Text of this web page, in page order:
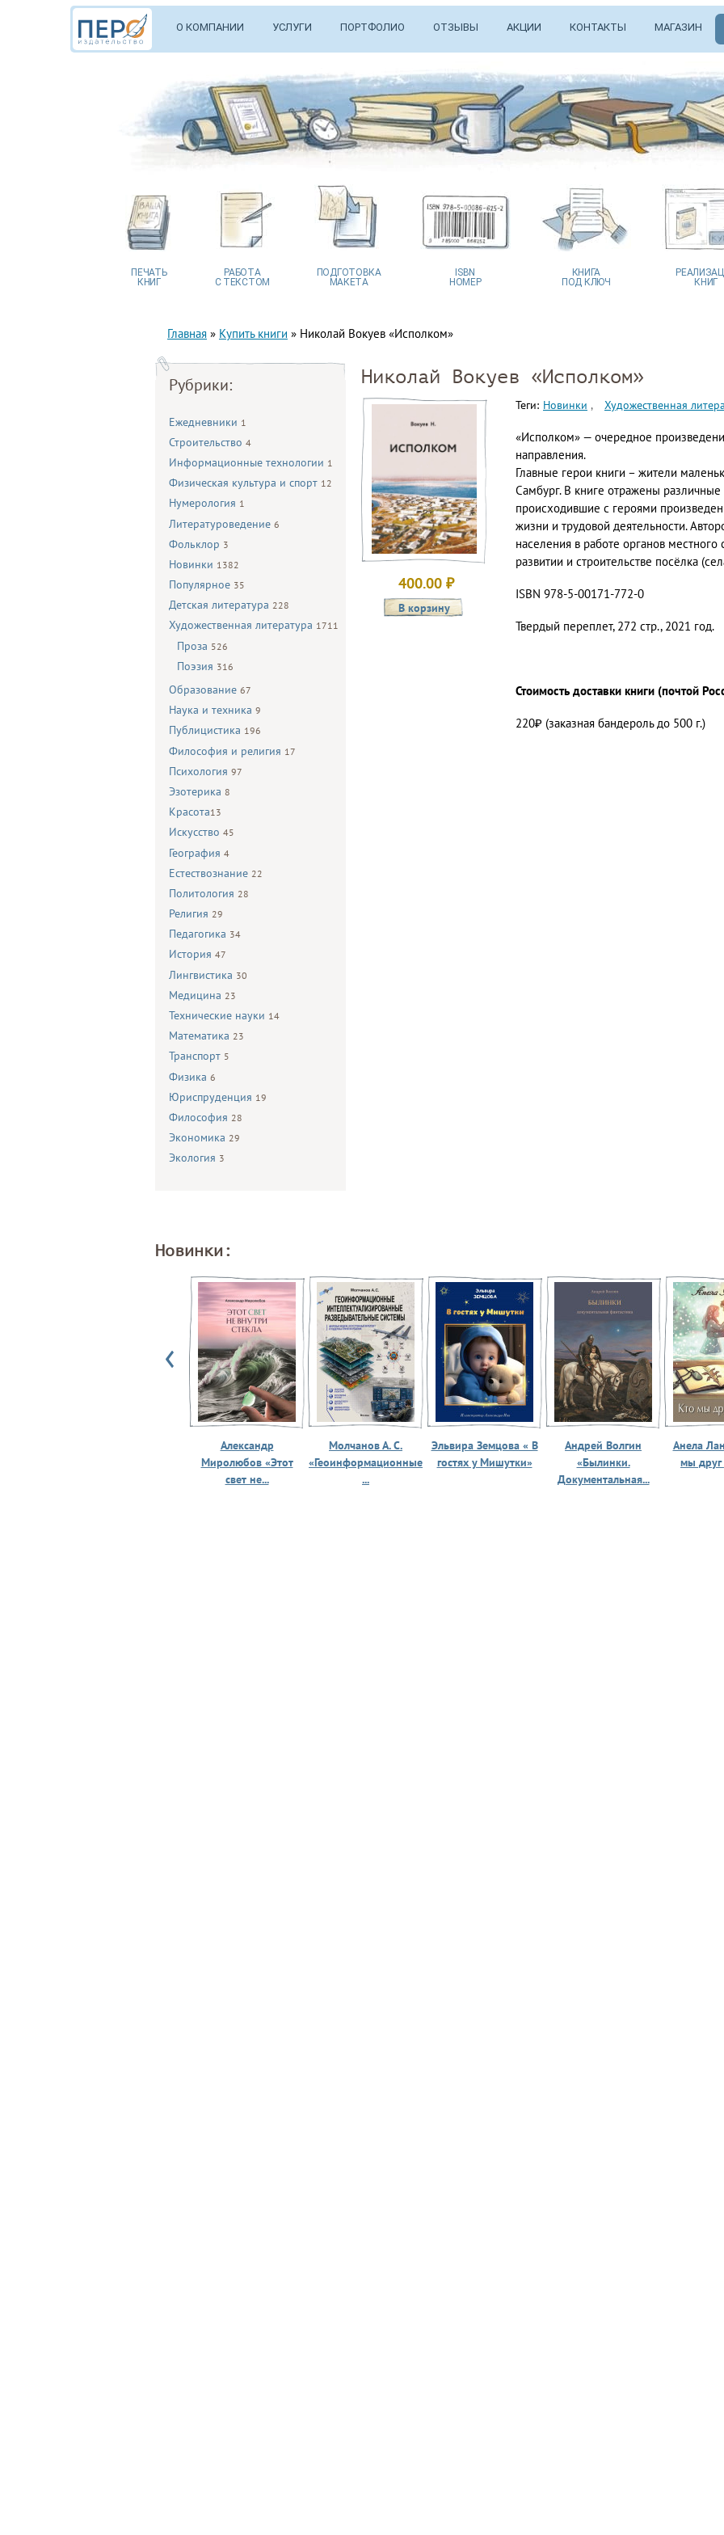
О КОМПАНИИ УСЛУГИ ПОРТФОЛИО ОТЗЫВЫ АКЦИИ КОНТАКТЫ МАГАЗИН
ПЕЧАТЬ
КНИГ
РАБОТА
С ТЕКСТОМ
ПОДГОТОВКА
МАКЕТА
ISBN
НОМЕР
КНИГА
ПОД КЛЮЧ
КНИГ
Главная » Купить книги » Николай Вокуев «Исполком»
Рубрики:
Ежедневники 1
Строительство 4
Информационные технологии 1
Физическая культура и спорт 12
Нумерология 1
Литературоведение 6
Фольклор 3
Новинки 1382
Популярное 35
Детская литература 228
Художественная литература 1711
Проза 526
Поэзия 316
Образование 67
Наука и техника 9
Публицистика 196
Философия и религия 17
Психология 97
Эзотерика 8
Красота13
Искусство 45
География 4
Естествознание 22
Политология 28
Религия 29
Педагогика 34
История 47
Лингвистика 30
Медицина 23
Технические науки 14
Математика 23
Транспорт 5
Физика 6
Юриспруденция 19
Философия 28
Экономика 29
Экология 3
Николай Вокуев «Исполком»
400.00 ₽
Теги: Новинки Художественная
«Исполком» — очередное
направления.
Главные герои книги – жители
Самбург. В книге отражены различные
происходившие с героями
жизни и трудовой деятельности.
населения в работе органов
развитии и строительстве посёлка
ISBN 978-5-00171-772-0
Твердый переплет, 272 стр., 2021 год.
Стоимость доставки книги (почтой
220₽ (заказная бандероль до 500 г.)
Новинки:
Александр
Миролюбов «Этот
свет не...
Молчанов А. С.
«Геоинформационные
...
Эльвира Земцова « В
гостях у Мишутки»
Андрей Волгин
«Былинки.
Документальная...
Анела
мы друг